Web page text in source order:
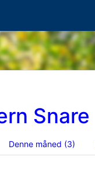
Snare
Denne måned (3)